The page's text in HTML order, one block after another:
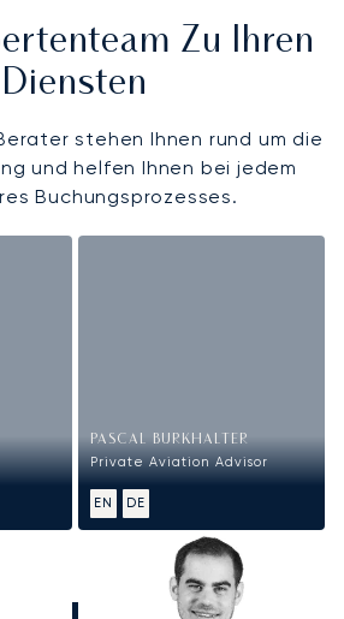
Zu Ihren
Diensten
stehen Ihnen rund um die
und helfen Ihnen bei jedem
Buchungsprozesses.
PASCAL BURKHALTER
Private Aviation Advisor
EN DE